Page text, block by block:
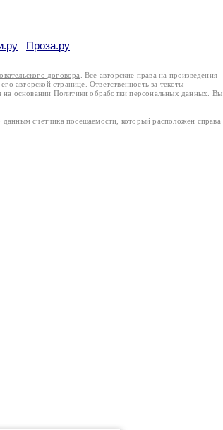
Проза.ру
договора
. Все авторские права на произведения
авторской странице. Ответственность за тексты
на основании Политики обработки персональных данных
. Вы
счетчика посещаемости, который расположен справа